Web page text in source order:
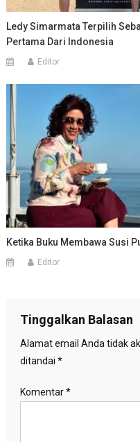
Ledy Simarmata Terpilih
Pertama Dari Indonesia
Editor
Ketika Buku Membawa Susi
Editor
Tinggalkan Balasan
Alamat email Anda tidak
ditandai *
Komentar*